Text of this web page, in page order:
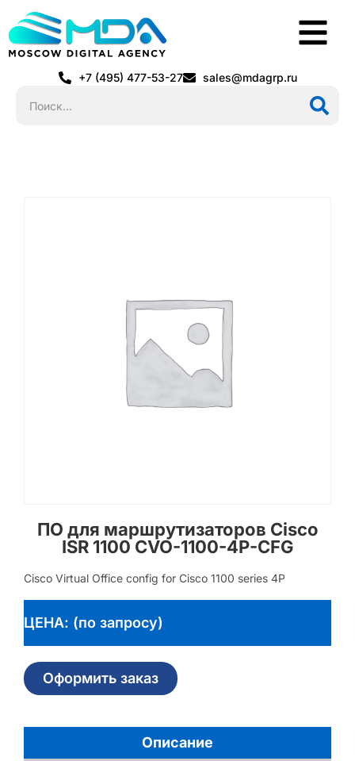
+7 (495) 477-53-27 sales@mdagrp.ru
ПО для маршрутизаторов Cisco
ISR 1100 CVO-1100-4P-CFG
Cisco Virtual Office config for Cisco 1100 series 4P
ЦЕНА: (по запросу)
Оформить заказ
Описание